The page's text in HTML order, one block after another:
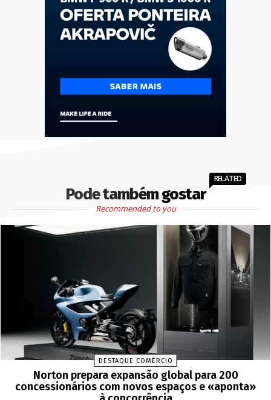
Pode também gostar
RELATED
Recommended to you
DESTAQUE COMÉRCIO
Norton prepara expansão global para 200
concessionários com novos espaços e «aponta»